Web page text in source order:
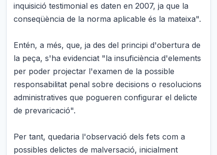
inquisició testimonial es daten en 2007, ja que la
conseqüència de la norma aplicable és la mateixa".
Entén, a més, que, ja des del principi d'obertura de
la peça, s'ha evidenciat "la insuficiència d'elements
per poder projectar l'examen de la possible
responsabilitat penal sobre decisions o resolucions
administratives que pogueren configurar el delicte
de prevaricació".
Per tant, quedaria l'observació dels fets com a
possibles delictes de malversació, inicialment